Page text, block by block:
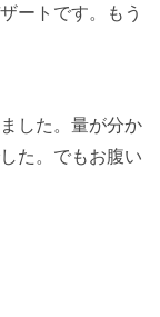
ートです。もう
した。量が分か
た。でもお腹い